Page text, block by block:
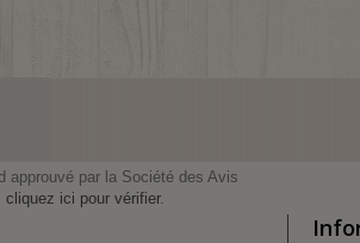
approuvé par la Société des Avis
cliquez ici pour vérifier.